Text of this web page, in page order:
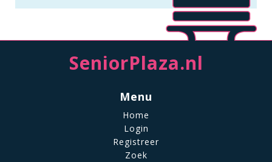
SeniorPlaza.nl
Menu
Home
Login
Registreer
Zoek